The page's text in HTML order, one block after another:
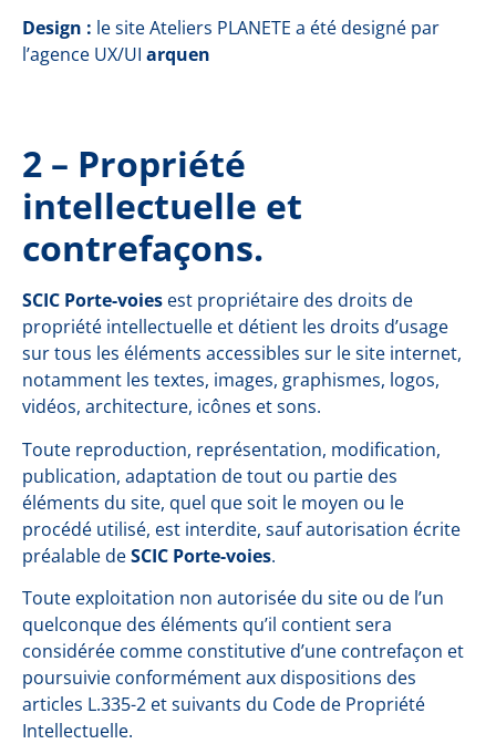
Design : le site Ateliers PLANETE a été designé par
l’agence UX/UI arquen
2 – Propriété
intellectuelle et
contrefaçons.
SCIC Porte-voies est propriétaire des droits de
propriété intellectuelle et détient les droits d’usage
sur tous les éléments accessibles sur le site internet,
notamment les textes, images, graphismes, logos,
vidéos, architecture, icônes et sons.
Toute reproduction, représentation, modification,
publication, adaptation de tout ou partie des
éléments du site, quel que soit le moyen ou le
procédé utilisé, est interdite, sauf autorisation écrite
préalable deSCIC Porte-voies.
Toute exploitation non autorisée du site ou de l’un
quelconque des éléments qu’il contient sera
considérée comme constitutive d’une contrefaçon et
poursuivie conformément aux dispositions des
articles L.335-2 et suivants du Code de Propriété
Intellectuelle.